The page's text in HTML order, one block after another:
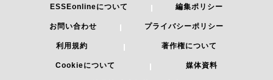
ESSEonlineについて 編集ポリシー
お問い合わせ プライバシーポリシー
利用規約 著作権について
Cookieについて 媒体資料